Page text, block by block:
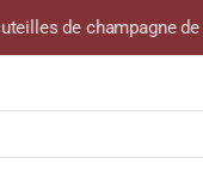
champagne de la